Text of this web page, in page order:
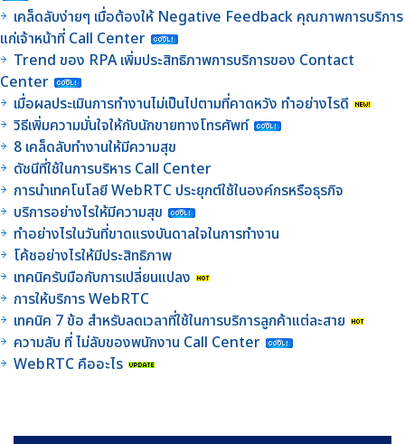
เคล็ดลับง่ายๆ เมื่อต้องให้ Negative Feedback คุณภาพการบริการ
แก่เจ้าหน้าที่ Call Center
Trend ของ RPA เพิ่มประสิทธิภาพการบริการของ Contact
Center
เมื่อผลประเมินการทำงานไม่เป็นไปตามที่คาดหวัง ทำอย่างไรดี
วิธีเพิ่มความมั่นใจให้กับนักขายทางโทรศัพท์
8 เคล็ดลับทำงานให้มีความสุข
ดัชนีที่ใช้ในการบริหาร Call Center
การนำเทคโนโลยี WebRTC ประยุกต์ใช้ในองค์กรหรือธุรกิจ
บริการอย่างไรให้มีความสุข
ทำอย่างไรในวันที่ขาดแรงบันดาลใจในการทำงาน
โค้ชอย่างไรให้มีประสิทธิภาพ
เทคนิครับมือกับการเปลี่ยนแปลง
การให้บริการ WebRTC
เทคนิค 7 ข้อ สำหรับลดเวลาที่ใช้ในการบริการลูกค้าแต่ละสาย
ความลับ ที่ ไม่ลับของพนักงาน Call Center
WebRTC คืออะไร